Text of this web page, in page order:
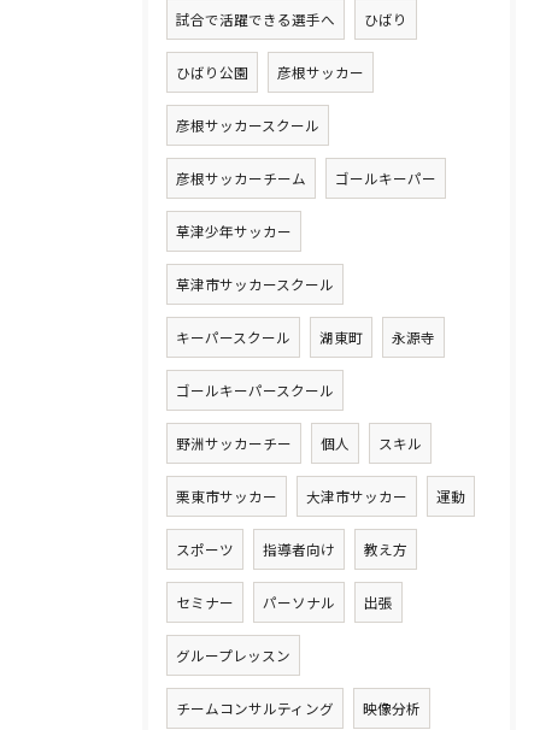
試合で活躍できる選手へ ひばり
ひばり公園 彦根サッカー
彦根サッカースクール
彦根サッカーチーム ゴールキーパー
草津少年サッカー
草津市サッカースクール
キーパースクール 湖東町 永源寺
ゴールキーパースクール
野洲サッカーチー 個人 スキル
栗東市サッカー 大津市サッカー 運動
スポーツ 指導者向け 教え方
セミナー パーソナル 出張
グループレッスン
チームコンサルティング 映像分析